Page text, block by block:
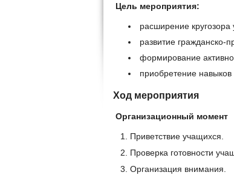
Цель мероприятия:
расширение кругозора
развитие гражданско-
формирование
приобретение навыков
Ход мероприятия
Организационный момент
Приветствие учащихся.
Проверка готовности
Организация внимания.